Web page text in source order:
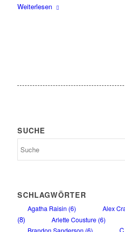
Weiterlesen
SUCHE
SCHLAGWÖRTER
Agatha Raisin (6) Alex
(8)
Arlette Cousture(6)
Brandon Sanderson (6)